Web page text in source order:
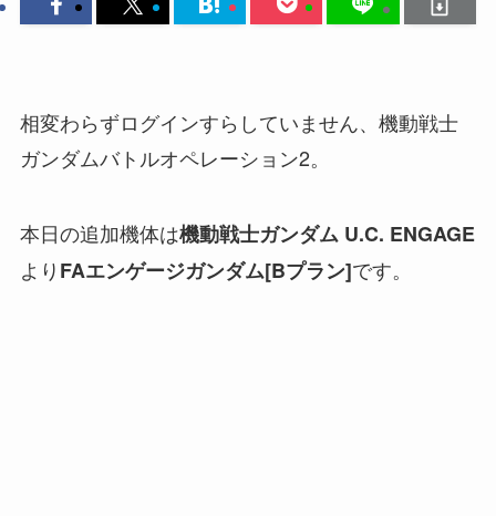
相変わらずログインすらしていません、機動戦士
ガンダムバトルオペレーション2。
本日の追加機体は機動戦士ガンダム U.C. ENGAGE
よりFAエンゲージガンダム[Bプラン]です。